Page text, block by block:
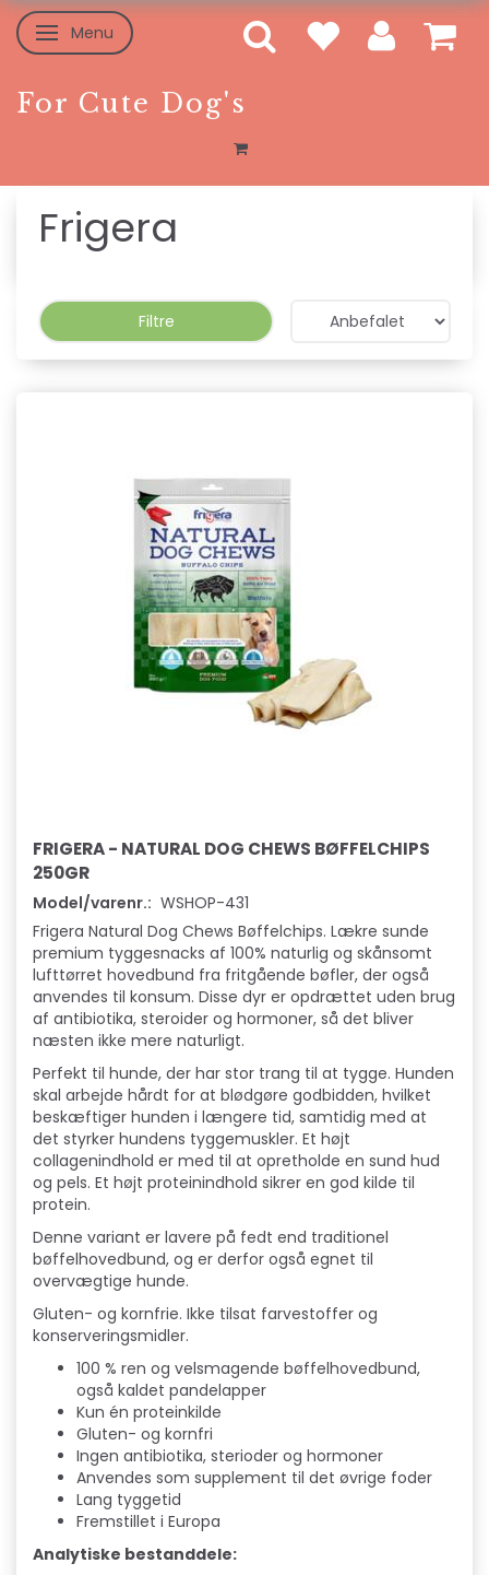
Skifte navigation
Menu
For Cute Dog's
Frigera
Filtre
FRIGERA - NATURAL DOG CHEWS BØFFELCHIPS
250GR
Model/varenr.: WSHOP-431
Frigera Natural Dog Chews Bøffelchips. Lækre sunde
premium tyggesnacks af 100% naturlig og skånsomt
lufttørret hovedbund fra fritgående bøfler, der også
anvendes til konsum. Disse dyr er opdrættet uden brug
af antibiotika, steroider og hormoner, så det bliver
næsten ikke mere naturligt.
Perfekt til hunde, der har stor trang til at tygge. Hunden
skal arbejde hårdt for at blødgøre godbidden, hvilket
beskæftiger hunden i længere tid, samtidig med at
det styrker hundens tyggemuskler. Et højt
collagenindhold er med til at opretholde en sund hud
og pels. Et højt proteinindhold sikrer en god kilde til
protein.
Denne variant er lavere på fedt end traditionel
bøffelhovedbund, og er derfor også egnet til
overvægtige hunde.
Gluten- og kornfrie. Ikke tilsat farvestoffer og
konserveringsmidler.
100 % ren og velsmagende bøffelhovedbund,
også kaldet pandelapper
Kun én proteinkilde
Gluten- og kornfri
Ingen antibiotika, sterioder og hormoner
Anvendes som supplement til det øvrige foder
Lang tyggetid
Fremstillet i Europa
Analytiske bestanddele: